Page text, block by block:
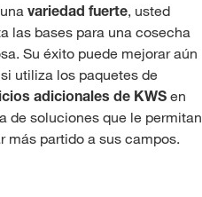
variedad fuerte, usted
las bases para una cosecha
Su éxito puede mejorar aún
utiliza los paquetes de
adicionales de KWS en
de soluciones que le permitan
más partido a sus campos.